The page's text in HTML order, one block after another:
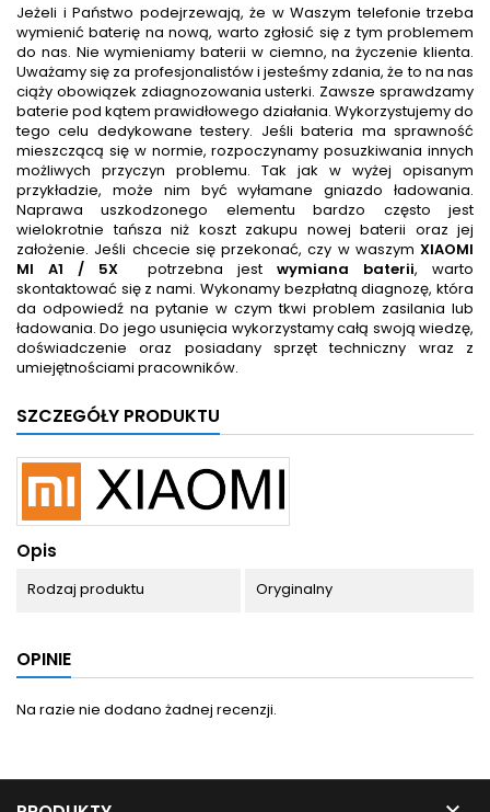
Jeżeli i Państwo podejrzewają, że w Waszym telefonie trzeba
wymienić baterię na nową, warto zgłosić się z tym problemem
do nas. Nie wymieniamy baterii w ciemno, na życzenie klienta.
Uważamy się za profesjonalistów i jesteśmy zdania, że to na nas
ciąży obowiązek zdiagnozowania usterki. Zawsze sprawdzamy
baterie pod kątem prawidłowego działania. Wykorzystujemy do
tego celu dedykowane testery. Jeśli bateria ma sprawność
mieszczącą się w normie, rozpoczynamy posuzkiwania innych
możliwych przyczyn problemu. Tak jak w wyżej opisanym
przykładzie, może nim być wyłamane gniazdo ładowania.
Naprawa uszkodzonego elementu bardzo często jest
wielokrotnie tańsza niż koszt zakupu nowej baterii oraz jej
założenie. Jeśli chcecie się przekonać, czy w waszym XIAOMI
MI A1 / 5X
potrzebna jest wymiana baterii, warto
skontaktować się z nami. Wykonamy bezpłatną diagnozę, która
da odpowiedź na pytanie w czym tkwi problem zasilania lub
ładowania. Do jego usunięcia wykorzystamy całą swoją wiedzę,
doświadczenie oraz posiadany sprzęt techniczny wraz z
umiejętnościami pracowników.
SZCZEGÓŁY PRODUKTU
Opis
Rodzaj produktu Oryginalny
OPINIE
Na razie nie dodano żadnej recenzji.